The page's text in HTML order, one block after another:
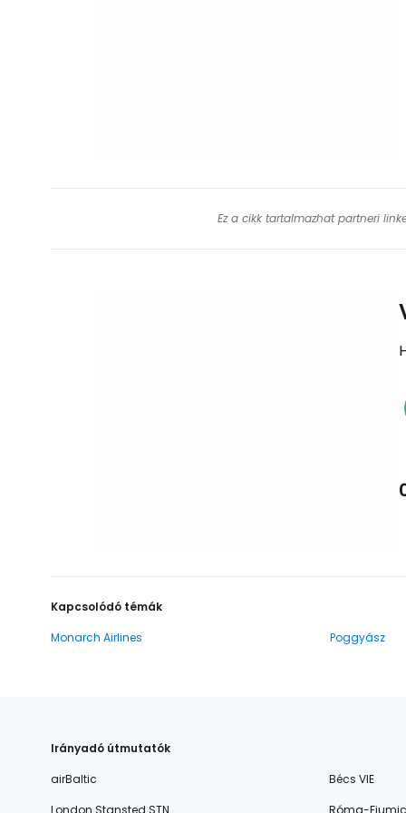
Ez a cikk tartalmazhat partneri
Kapcsolódó témák
Monarch Airlines
Poggyász
Irányadó útmutatók
airBaltic
Bécs VIE
London Stansted STN
Róma-